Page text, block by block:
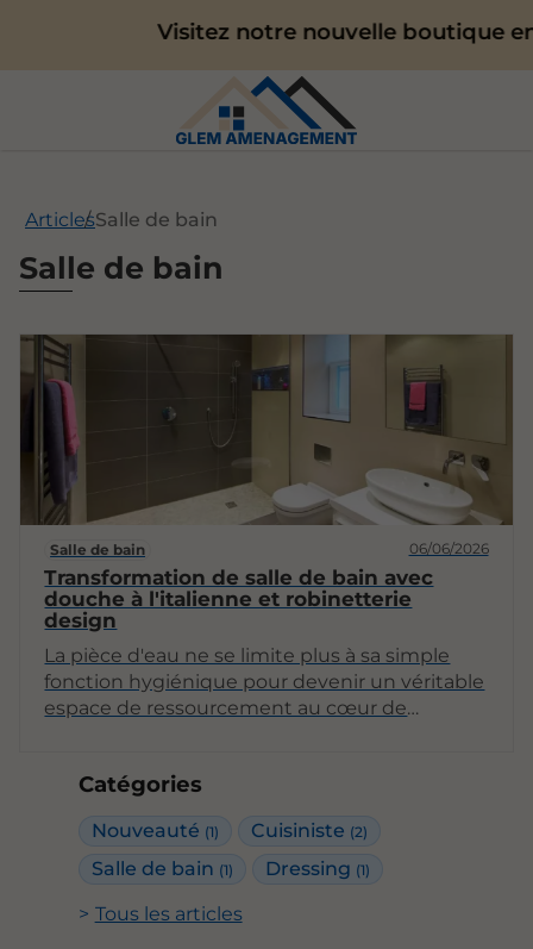
Visitez notre nouvelle boutique
Catégories
Nouveauté (1) Cuisiniste (2)
Salle de bain (1) Dressing (1)
Tous les articles
ArticlesSalle de bain
Salle de bain
Salle de bain 06/06/2026
Transformation de salle de bain avec
douche à l'italienne et robinetterie
design
La pièce d'eau ne se limite plus à sa simple
fonction hygiénique pour devenir un véritable
espace de ressourcement au cœur de
créer une sensation de liberté et de volume.
non seulement d'améliorer le confort
quotidien, mais aussi d'apporter une élégance
métamorphose réussie repose sur l'équilibre